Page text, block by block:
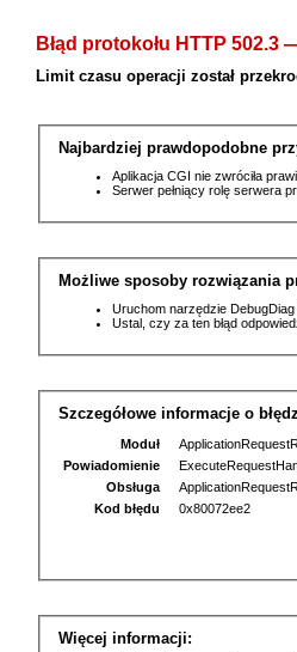
Błąd protokołu HTTP 502.3
Limit czasu operacji został
Najbardziej prawdopodobne
Aplikacja CGI nie zwróciła
Serwer pełniący rolę serwera
Możliwe sposoby rozwiązania
Uruchom narzędzie
Ustal, czy za ten błąd
Szczegółowe informacje o
Moduł
Powiadomienie
Obsługa
Kod błędu
0x80072ee2
Więcej informacji: